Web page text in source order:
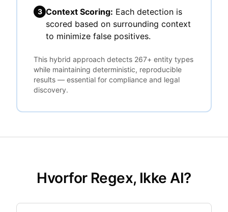
3 Context Scoring: Each detection is
scored based on surrounding context
to minimize false positives.
This hybrid approach detects 267+ entity types
while maintaining deterministic, reproducible
results — essential for compliance and legal
discovery.
Hvorfor Regex, Ikke AI?